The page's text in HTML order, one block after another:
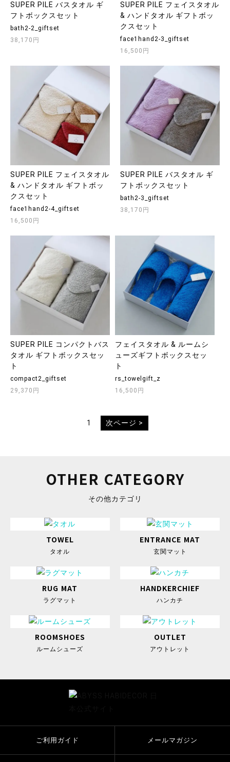
SUPER PILE バスタオル ギ
フトボックスセット
bath2-2_giftset
38,170円
SUPER PILE フェイスタオル
& ハンドタオル ギフトボッ
クスセット
face1hand2-3_giftset
16,500円
SUPER PILE フェイスタオル
& ハンドタオル ギフトボッ
クスセット
face1hand2-4_giftset
16,500円
SUPER PILE バスタオル ギ
フトボックスセット
bath2-3_giftset
38,170円
SUPER PILE コンパクトバス
タオル ギフトボックスセッ
ト
compact2_giftset
29,370円
フェイスタオル & ルームシ
ューズギフトボックスセッ
ト
rs_towelgift_z
16,500円
1 次ページ >
OTHER CATEGORY
その他カテゴリ
TOWEL
タオル
ENTRANCE MAT
玄関マット
RUG MAT
ラグマット
HANDKERCHIEF
ハンカチ
ROOMSHOES
ルームシューズ
OUTLET
アウトレット
ご利用ガイド メールマガジン